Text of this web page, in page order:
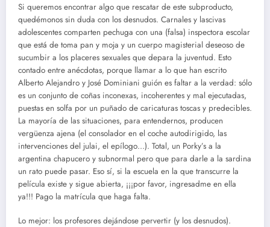
Si queremos encontrar algo que rescatar de este subproducto,
quedémonos sin duda con los desnudos. Carnales y lascivas
adolescentes comparten pechuga con una (falsa) inspectora escolar
que está de toma pan y moja y un cuerpo magisterial deseoso de
sucumbir a los placeres sexuales que depara la juventud. Esto
contado entre anécdotas, porque llamar a lo que han escrito
Alberto Alejandro y José Dominiani guión es faltar a la verdad: sólo
es un conjunto de coñas inconexas, incoherentes y mal ejecutadas,
puestas en solfa por un puñado de caricaturas toscas y predecibles.
La mayoría de las situaciones, para entendernos, producen
vergüenza ajena (el consolador en el coche autodirigido, las
intervenciones del julai, el epílogo…). Total, un Porky’s a la
argentina chapucero y subnormal pero que para darle a la sardina
un rato puede pasar. Eso sí, si la escuela en la que transcurre la
película existe y sigue abierta, ¡¡¡por favor, ingresadme en ella
ya!!! Pago la matrícula que haga falta.
Lo mejor: los profesores dejándose pervertir (y los desnudos).